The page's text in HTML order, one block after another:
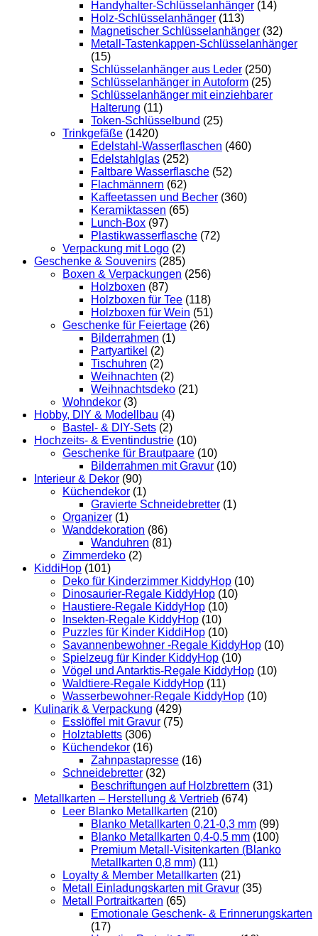
Handyhalter-Schlüsselanhänger (14)
Holz-Schlüsselanhänger (113)
Magnetischer Schlüsselanhänger (32)
Metall-Tastenkappen-Schlüsselanhänger
(15)
Schlüsselanhänger aus Leder (250)
Schlüsselanhänger in Autoform (25)
Schlüsselanhänger mit einziehbarer
Halterung (11)
Token-Schlüsselbund (25)
Trinkgefäße (1420)
Edelstahl-Wasserflaschen (460)
Edelstahlglas (252)
Faltbare Wasserflasche (52)
Flachmännern (62)
Kaffeetassen und Becher (360)
Keramiktassen (65)
Lunch-Box (97)
Plastikwasserflasche (72)
Verpackung mit Logo (2)
Geschenke & Souvenirs (285)
Boxen & Verpackungen (256)
Holzboxen (87)
Holzboxen für Tee (118)
Holzboxen für Wein (51)
Geschenke für Feiertage (26)
Bilderrahmen (1)
Partyartikel (2)
Tischuhren (2)
Weihnachten (2)
Weihnachtsdeko (21)
Wohndekor (3)
Hobby, DIY & Modellbau (4)
Bastel- & DIY-Sets (2)
Hochzeits- & Eventindustrie (10)
Geschenke für Brautpaare (10)
Bilderrahmen mit Gravur (10)
Interieur & Dekor (90)
Küchendekor (1)
Gravierte Schneidebretter (1)
Organizer (1)
Wanddekoration (86)
Wanduhren (81)
Zimmerdeko (2)
KiddiHop (101)
Deko für Kinderzimmer KiddyHop (10)
Dinosaurier-Regale KiddyHop (10)
Haustiere-Regale KiddyHop (10)
Insekten-Regale KiddyHop (10)
Puzzles für Kinder KiddiHop (10)
Savannenbewohner -Regale KiddyHop (10)
Spielzeug für Kinder KiddyHop (10)
Vögel und Antarktis-Regale KiddyHop (10)
Waldtiere-Regale KiddyHop (11)
Wasserbewohner-Regale KiddyHop (10)
Kulinarik & Verpackung (429)
Esslöffel mit Gravur (75)
Holztabletts (306)
Küchendekor (16)
Zahnpastapresse (16)
Schneidebretter (32)
Beschriftungen auf Holzbrettern (31)
Metallkarten – Herstellung & Vertrieb (674)
Leer Blanko Metallkarten (210)
Blanko Metallkarten 0,21-0,3 mm (99)
Blanko Metallkarten 0,4-0,5 mm (100)
Premium Metall-Visitenkarten (Blanko
Metallkarten 0,8 mm) (11)
Loyalty & Member Metallkarten (21)
Metall Einladungskarten mit Gravur (35)
Metall Portraitkarten (65)
Emotionale Geschenk- & Erinnerungskarten
(17)